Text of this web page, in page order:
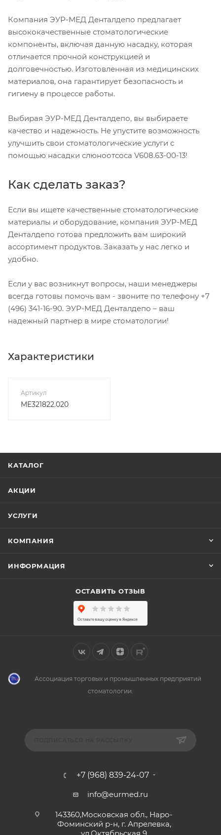
Компания ЭУР-МЕД Денталдепо предлагает
высококачественные стоматологические
компоненты, включая данную насадку, которая
отличается прочной конструкцией и
долговечностью. Изготовленная из медицинских
материалов, она гарантирует безопасность и
гигиену в процессе работы.
Выбирая ЭУР-МЕД Денталдепо, вы выбираете
качество и надежность. Не упустите возможность
улучшить свои стоматологические услуги с
помощью насадки слюноотсоса V608.63-00-13!
Как сделать заказ?
Если вы ищете качественные стоматологические
материалы и оборудование, компания ЭУР-МЕД
Денталдепо готова предложить вам широкий
ассортимент продуктов. Заказать у нас легко и
удобно.
Если у вас возникнут вопросы, наши менеджеры
всегда готовы помочь вам - звоните по телефону +7
(496) 341-16-90. ЭУР-МЕД Денталдепо – ваш
надежный партнер в мире стоматологии!
Характеристики
Артикул
ME321822.020
КАТАЛОГ
АКЦИИ
УСЛУГИ
КОМПАНИЯ
ИНФОРМАЦИЯ
ОСТАВИТЬ ОТЗЫВ
Ассоциация торговых и промышленных предприятий
стоматологии.
+7 (968) 839-24-07
info@eurmed.ru
143360,Московская обл., Наро-
Фоминский р-н, г. Апрелевка,